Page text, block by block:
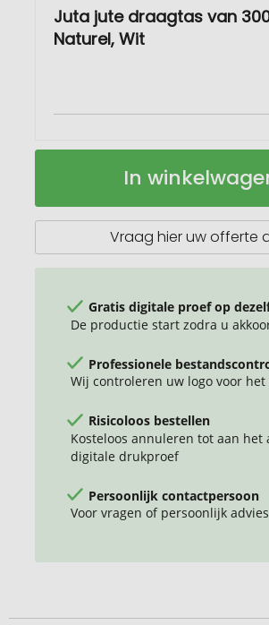
Juta jute draagtas van
Naturel, Wit
van
In
Vraag hier uw offerte
Gratis digitale proef op
De productie start zodra u
Professionele
Wij controleren uw logo voor
Risicoloos bestellen
Kosteloos annuleren tot aan het
digitale drukproef
Persoonlijk contactpersoon
Voor vragen of persoonlijk advies